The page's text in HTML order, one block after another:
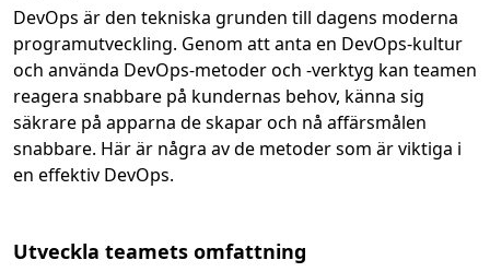
DevOps är den tekniska grunden till dagens moderna
programutveckling. Genom att anta en DevOps-kultur
och använda DevOps-metoder och -verktyg kan teamen
reagera snabbare på kundernas behov, känna sig
säkrare på apparna de skapar och nå affärsmålen
snabbare. Här är några av de metoder som är viktiga i
en effektiv DevOps.
Utveckla teamets omfattning